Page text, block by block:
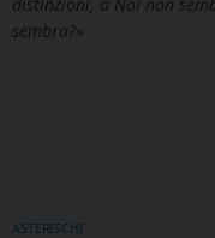
sembra?»
ASTERISCHI